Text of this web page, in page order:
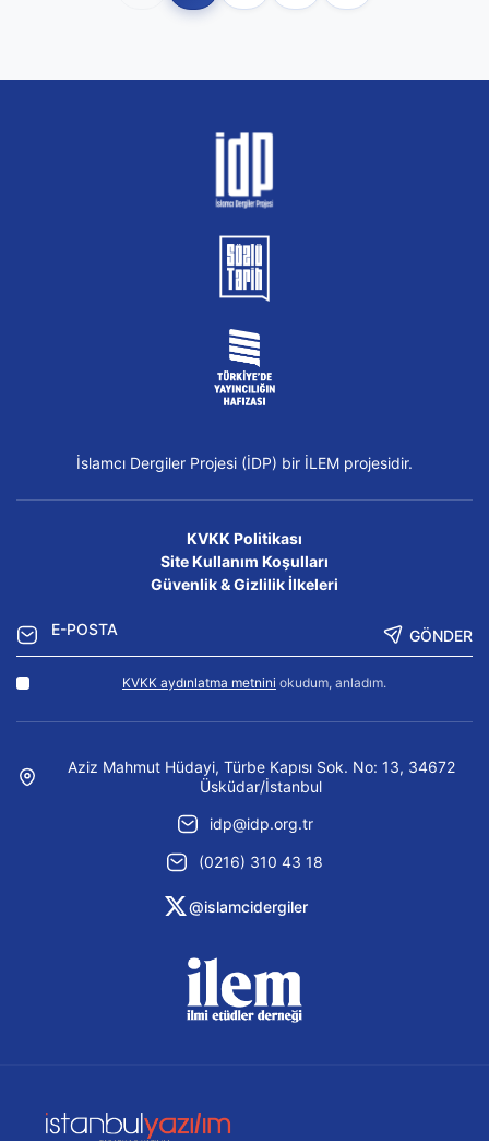
İslamcı Dergiler Projesi (İDP) bir İLEM projesidir.
KVKK Politikası
Site Kullanım Koşulları
Güvenlik & Gizlilik İlkeleri
GÖNDER
KVKK aydınlatma metnini okudum, anladım.
Aziz Mahmut Hüdayi, Türbe Kapısı Sok. No: 13, 34672
Üsküdar/İstanbul
idp@idp.org.tr
(0216) 310 43 18
@islamcidergiler